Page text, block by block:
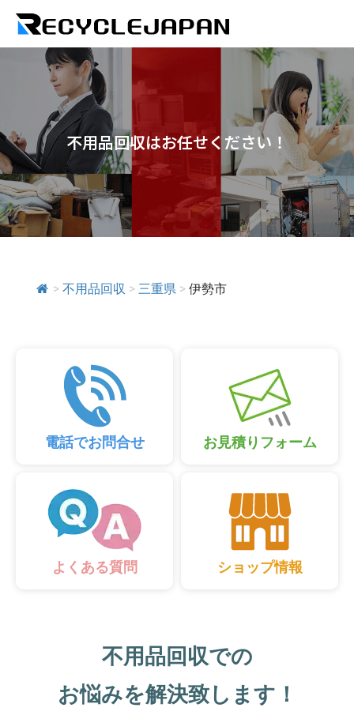
不用品回収はお任せください！
> 不用品回収 > 三重県 > 伊勢市
電話でお問合せ お見積りフォーム
よくある質問 ショップ情報
不用品回収での
お悩みを解決致します！